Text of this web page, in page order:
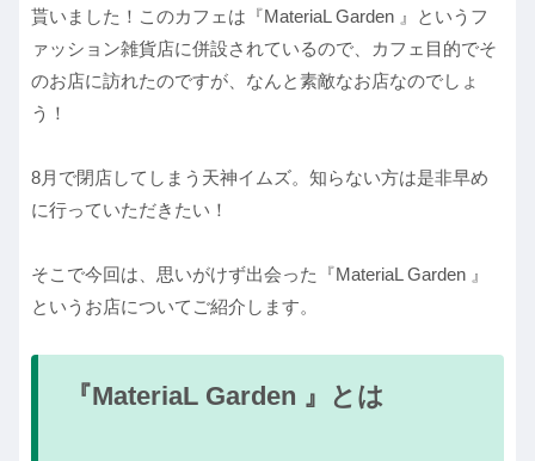
貰いました！このカフェは『MateriaL Garden 』というフ
ァッション雑貨店に併設されているので、カフェ目的でそ
のお店に訪れたのですが、なんと素敵なお店なのでしょ
う！
8月で閉店してしまう天神イムズ。知らない方は是非早め
に行っていただきたい！
そこで今回は、思いがけず出会った『MateriaL Garden 』
というお店についてご紹介します。
『MateriaL Garden 』とは